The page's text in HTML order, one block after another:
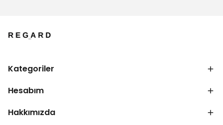
Kategoriler
Hesabım
Hakkımızda